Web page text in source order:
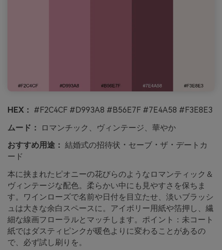
HEX： #F2C4CF #D993A8 #B56E7F #7E4A58 #F3E8E3
ムード：
ロマンチック、ヴィンテージ、華やか
おすすめ用途： 結婚式の招待状・セーブ・ザ・デートカ
ード
本に挟まれたピオニーの花びらのようなロマンティック＆
ヴィンテージな配色。柔らかい中にも見やすさを保ちま
す。ワインローズで名前や日付を目立たせ、淡いブラッシ
ュは大きな余白スペースに。アイボリー用紙や箔押し、繊
細な線画フローラルとマッチします。ポイント：未コート
紙ではダスティピンクが暖色よりに変わることがあるの
で、必ず試し刷りを。